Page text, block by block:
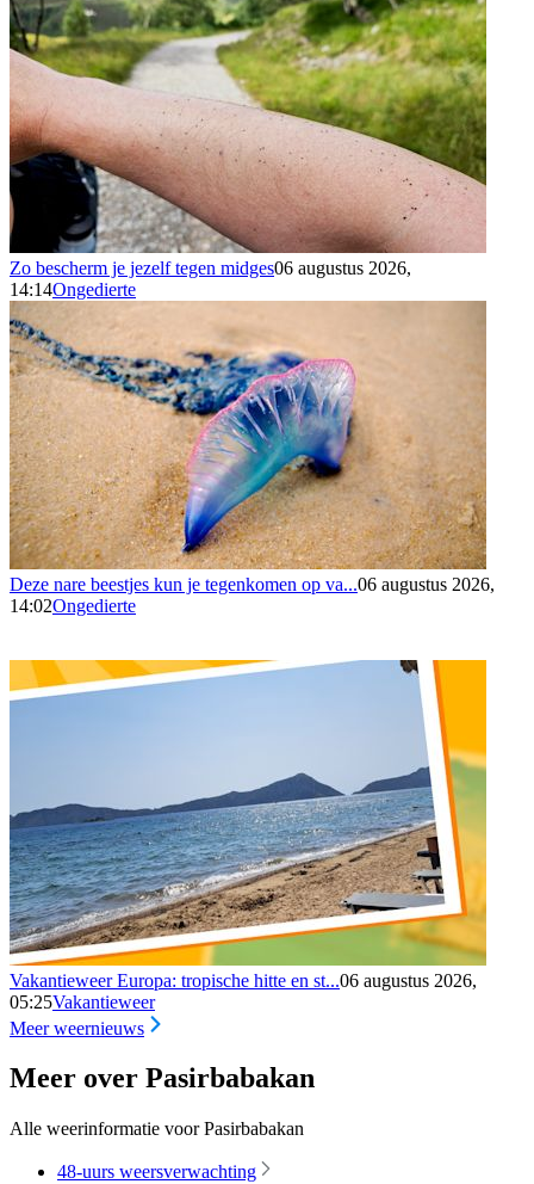
Zo bescherm je jezelf tegen midges06 augustus 2026,
14:14Ongedierte
Deze nare beestjes kun je tegenkomen op va...06 augustus 2026,
14:02Ongedierte
Vakantieweer Europa: tropische hitte en st...06 augustus 2026,
05:25Vakantieweer
Meer weernieuws
Meer over Pasirbabakan
Alle weerinformatie voor Pasirbabakan
48-uurs weersverwachting